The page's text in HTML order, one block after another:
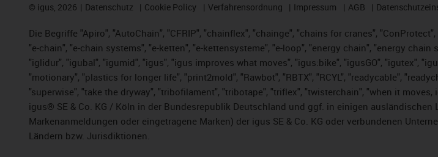
© igus, 2026 Datenschutz Cookie Policy Verfahrensordnung Impressum AGB
Die Begriffe "Apiro", "AutoChain", "CFRIP", "chainflex", "chainge", "chains for cranes",
"e-chain", "e-chain systems", "e-ketten", "e-kettensysteme", "e-loop", "energy chain", "energy
"iglidur", "igubal", "igumid", "igus", "igus improves what moves", "igus:bike", "igusGO", "igutex",
"motionary", "plastics for longer life", "print2mold", "Rawbot", "RBTX", "RCYL", "readycable",
"superwise", "take the dryway", "tribofilament", "tribotape", "triflex", "twisterchain", "when it
igus® SE & Co. KG / Köln in der Bundesrepublik Deutschland und ggf. in einigen ausländischen
Markenanmeldungen oder eingetragene Marken) der igus SE & Co. KG oder verbundenen
Ländern bzw. Jurisdiktionen.